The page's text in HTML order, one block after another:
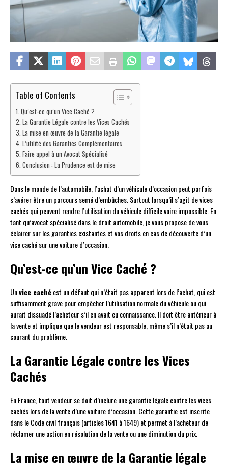
Table of Contents
Qu’est-ce qu’un Vice Caché ?
La Garantie Légale contre les Vices Cachés
La mise en œuvre de la Garantie légale
L’utilité des Garanties Complémentaires
Faire appel à un Avocat Spécialisé
Conclusion : La Prudence est de mise
Dans le monde de l’automobile, l’achat d’un véhicule d’occasion peut parfois
s’avérer être un parcours semé d’embûches. Surtout lorsqu’il s’agit de vices
cachés qui peuvent rendre l’utilisation du véhicule difficile voire impossible. En
tant qu’avocat spécialisé dans le droit automobile, je vous propose de vous
éclairer sur les garanties existantes et vos droits en cas de découverte d’un
vice caché sur une voiture d’occasion.
Qu’est-ce qu’un Vice Caché ?
Unvice cachéest un défaut qui n’était pas apparent lors de l’achat, qui est
suffisamment grave pour empêcher l’utilisation normale du véhicule ou qui
aurait dissuadé l’acheteur s’il en avait eu connaissance. Il doit être antérieur à
la vente et implique que le vendeur est responsable, même s’il n’était pas au
courant du problème.
La Garantie Légale contre les Vices
Cachés
En France, tout vendeur se doit d’inclure une garantie légale contre les vices
cachés lors de la vente d’une voiture d’occasion. Cette garantie est inscrite
dans le Code civil français (articles 1641 à 1649) et permet à l’acheteur de
réclamer une action en résolution de la vente ou une diminution du prix.
La mise en œuvre de la Garantie légale